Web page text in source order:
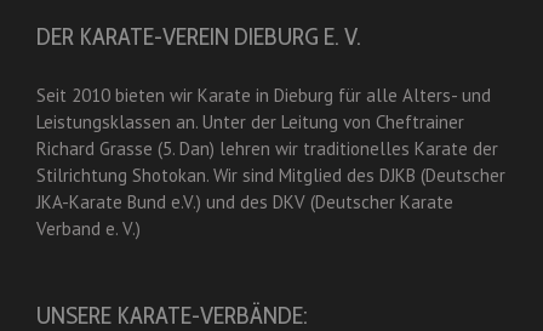
DER KARATE-VEREIN DIEBURG E. V.
Seit 2010 bieten wir Karate in Dieburg für alle Alters- und
Leistungsklassen an. Unter der Leitung von Cheftrainer
Richard Grasse (5. Dan) lehren wir traditionelles Karate der
Stilrichtung Shotokan. Wir sind Mitglied des DJKB (Deutscher
JKA-Karate Bund e.V.) und des DKV (Deutscher Karate
Verband e. V.)
UNSERE KARATE-VERBÄNDE: